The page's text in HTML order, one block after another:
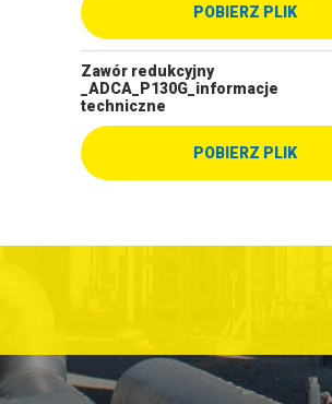
POBIERZ PLIK
Zawór redukcyjny
_ADCA_P130G_informacje
techniczne
POBIERZ PLIK